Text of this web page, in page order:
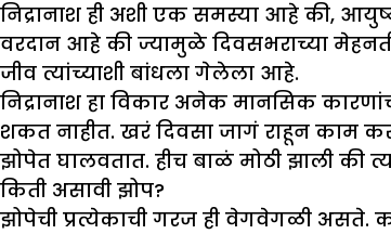
निद्रानाश ही अशी एक समस्या आहे की,
वरदान आहे की ज्यामुळे दिवसभराच्या
जीव त्यांच्याशी बांधला गेलेला आहे.
निद्रानाश हा विकार अनेक मानसिक
शकत नाहीत. खरं दिवसा जागं राहून काम
झोपेत घालवतात. हीच बाळं मोठी झाली की
किती असावी झोप?
झोपेची प्रत्येकाची गरज ही वेगवेगळी असते.